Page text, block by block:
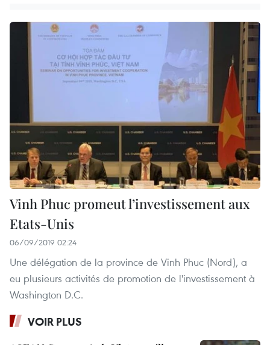
Vinh Phuc promeut l’investissement aux
Etats-Unis
06/09/2019 02:24
Une délégation de la province de Vinh Phuc (Nord), a
eu plusieurs activités de promotion de l'investissement à
Washington D.C.
VOIR PLUS